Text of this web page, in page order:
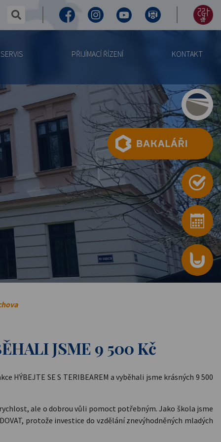
SERVIS PŘIJÍMACÍ ŘÍZENÍ KONTAKT
hledaný text...
✕
FacebookInstagramYoutubeVirtuální
155
výročí
JSME 9 500 Kč
HÝBEJTE SE S TERIBEAREM a vyběhali jsme krásných 9 500
ale o dobrou vůli pomoct potřebným. Jako škola jsme
protože investice do vzdělání znevýhodněných mladých